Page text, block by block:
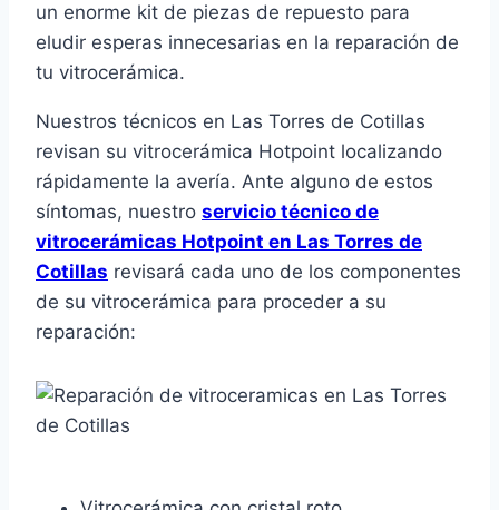
un enorme kit de piezas de repuesto para
eludir esperas innecesarias en la reparación de
tu vitrocerámica.
Nuestros técnicos en Las Torres de Cotillas
revisan su vitrocerámica Hotpoint localizando
rápidamente la avería. Ante alguno de estos
síntomas, nuestro servicio técnico de
vitrocerámicas Hotpoint en Las Torres de
Cotillas revisará cada uno de los componentes
de su vitrocerámica para proceder a su
reparación: